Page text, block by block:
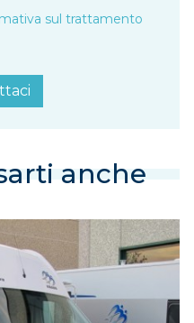
sul trattamento
anche